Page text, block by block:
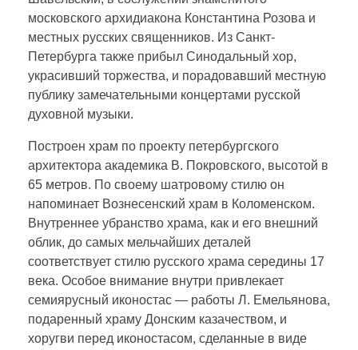
московского архидиакона Константина Розова и
местных русских священников. Из Санкт-
Петербурга также прибыл Синодальный хор,
украсивший торжества, и порадовавший местную
публику замечательными концертами русской
духовной музыки.
Построен храм по проекту петербургского
архитектора академика В. Покровского, высотой в
65 метров. По своему шатровому стилю он
напоминает Вознесенский храм в Коломенском.
Внутреннее убранство храма, как и его внешний
облик, до самых мельчайших деталей
соответствует стилю русского храма середины 17
века. Особое внимание внутри привлекает
семиярусный иконостас — работы Л. Емельянова,
подаренный храму Донским казачеством, и
хоругви перед иконостасом, сделанные в виде